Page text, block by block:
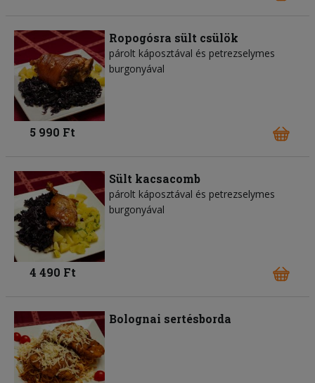
Ropogósra sült csülök
párolt káposztával és petrezselymes
burgonyával
5 990 Ft
Sült kacsacomb
párolt káposztával és petrezselymes
burgonyával
4 490 Ft
Bolognai sertésborda